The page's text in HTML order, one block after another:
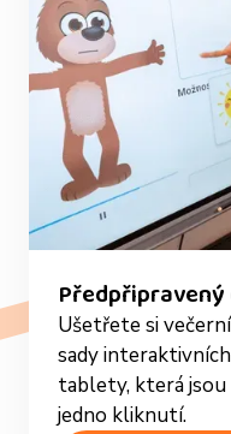
Předpřipravený
Ušetřete si
sady
tablety, která jsou
jedno kliknutí.